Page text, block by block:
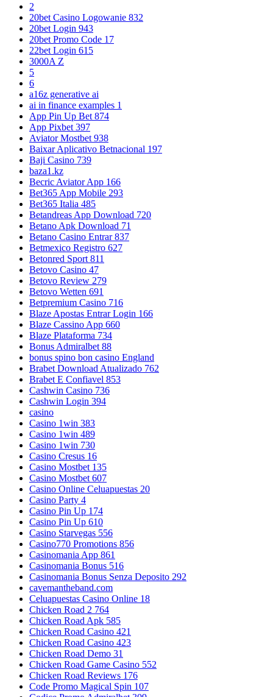
2
20bet Casino Logowanie 832
20bet Login 943
20bet Promo Code 17
22bet Login 615
3000A Z
5
6
a16z generative ai
ai in finance examples 1
App Pin Up Bet 874
App Pixbet 397
Aviator Mostbet 938
Baixar Aplicativo Betnacional 197
Baji Casino 739
baza1.kz
Becric Aviator App 166
Bet365 App Mobile 293
Bet365 Italia 485
Betandreas App Download 720
Betano Apk Download 71
Betano Casino Entrar 837
Betmexico Registro 627
Betonred Sport 811
Betovo Casino 47
Betovo Review 279
Betovo Wetten 691
Betpremium Casino 716
Blaze Apostas Entrar Login 166
Blaze Cassino App 660
Blaze Plataforma 734
Bonus Admiralbet 88
bonus spino bon casino England
Brabet Download Atualizado 762
Brabet E Confiavel 853
Cashwin Casino 736
Cashwin Login 394
casino
Casino 1win 383
Casino 1win 489
Casino 1win 730
Casino Cresus 16
Casino Mostbet 135
Casino Mostbet 607
Casino Online Celuapuestas 20
Casino Party 4
Casino Pin Up 174
Casino Pin Up 610
Casino Starvegas 556
Casino770 Promotions 856
Casinomania App 861
Casinomania Bonus 516
Casinomania Bonus Senza Deposito 292
cavemantheband.com
Celuapuestas Casino Online 18
Chicken Road 2 764
Chicken Road Apk 585
Chicken Road Casino 421
Chicken Road Casino 423
Chicken Road Demo 31
Chicken Road Game Casino 552
Chicken Road Reviews 176
Code Promo Magical Spin 107